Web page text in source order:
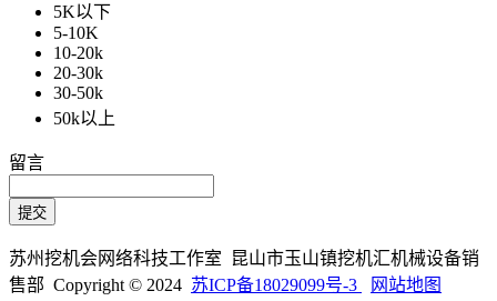
5K以下
5-10K
10-20k
20-30k
30-50k
50k以上
留言
苏州挖机会网络科技工作室 昆山市玉山镇挖机汇机械设备销
售部 Copyright © 2024 苏ICP备18029099号-3 网站地图